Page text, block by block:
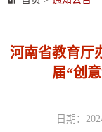
河南省教育厅
届“创
日期：